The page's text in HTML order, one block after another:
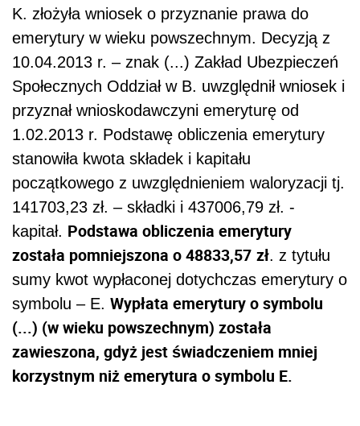
K. złożyła wniosek o przyznanie prawa do
emerytury w wieku powszechnym. Decyzją z
10.04.2013 r. – znak (...) Zakład Ubezpieczeń
Społecznych Oddział w B. uwzględnił wniosek i
przyznał wnioskodawczyni emeryturę od
1.02.2013 r. Podstawę obliczenia emerytury
stanowiła kwota składek i kapitału
początkowego z uwzględnieniem waloryzacji tj.
141703,23 zł. – składki i 437006,79 zł. -
kapitał. Podstawa obliczenia emerytury
została pomniejszona o 48833,57 zł. z tytułu
sumy kwot wypłaconej dotychczas emerytury o
symbolu – E. Wypłata emerytury o symbolu
(...) (w wieku powszechnym) została
zawieszona, gdyż jest świadczeniem mniej
korzystnym niż emerytura o symbolu E.